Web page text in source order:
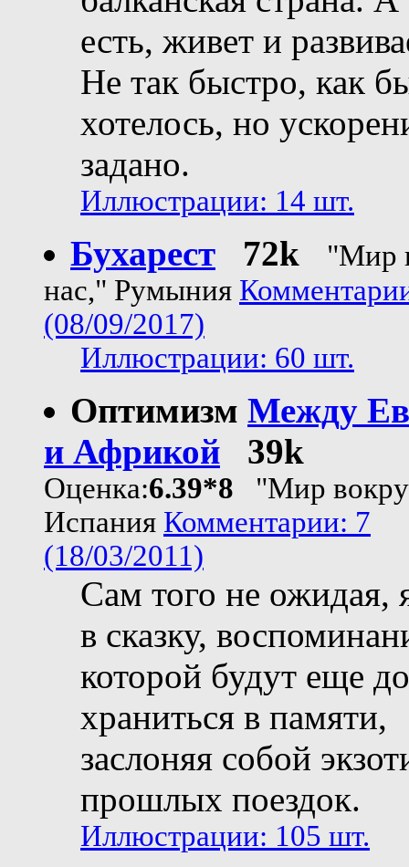
есть, живет и
Не так быстро, как
хотелось, но
задано.
Иллюстрации: 14 шт.
Бухарест 72k
"Мир
нас," Румыния
(08/09/2017)
Иллюстрации: 60 шт.
Оптимизм Между
и Африкой
39k
Оценка:6.39*8 "Мир
Испания Комментарии: 7
(18/03/2011)
Сам того не ожидая,
в сказку,
которой будут еще
храниться в памяти,
заслоняя собой
прошлых поездок.
Иллюстрации: 105 шт.